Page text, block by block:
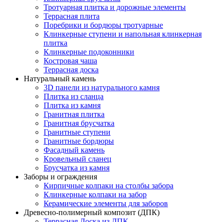
Тротуарная плитка и дорожные элементы
Террасная плита
Поребрики и бордюры тротуарные
Клинкерные ступени и напольная клинкерная
плитка
Клинкерные подоконники
Костровая чаша
Террасная доска
Натуральный камень
3D панели из натурального камня
Плитка из сланца
Плитка из камня
Гранитная плитка
Гранитная брусчатка
Гранитные ступени
Гранитные бордюры
Фасадный камень
Кровельный сланец
Брусчатка из камня
Заборы и ограждения
Кирпичные колпаки на столбы забора
Клинкерные колпаки на забор
Керамические элементы для заборов
Древесно-полимерный композит (ДПК)